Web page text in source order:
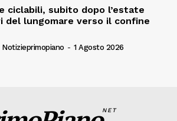
ciclabili, subito dopo l’estate
del lungomare verso il confine
Notizieprimopiano - 1 Agosto 2026
NET